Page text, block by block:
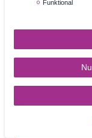
Cake Drum rund
Funktional